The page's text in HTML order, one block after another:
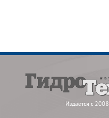
Издается с